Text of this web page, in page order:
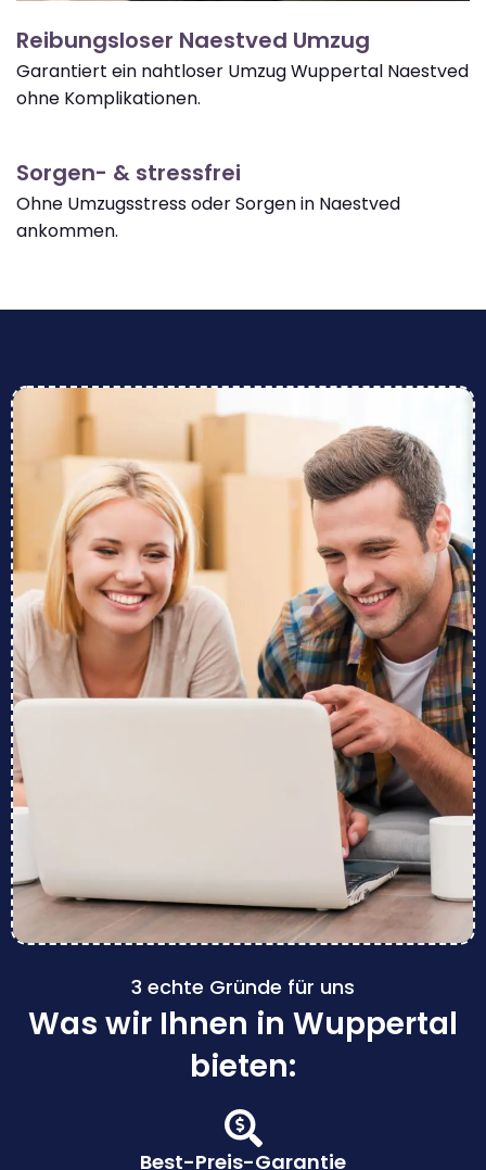
Reibungsloser Naestved Umzug
Garantiert ein nahtloser Umzug Wuppertal Naestved
ohne Komplikationen.
Sorgen- & stressfrei
Ohne Umzugsstress oder Sorgen in Naestved
ankommen.
3 echte Gründe für uns
Was wir Ihnen in Wuppertal
bieten:
Best-Preis-Garantie